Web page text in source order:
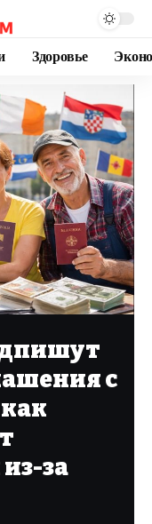
Здоровье
с
за